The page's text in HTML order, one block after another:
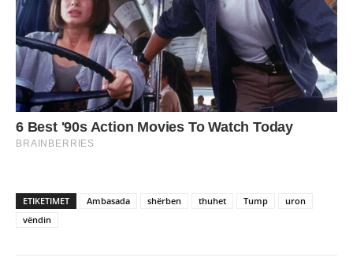
ETIKETIMET Ambasada shërben thuhet Tump
uron
vëndin